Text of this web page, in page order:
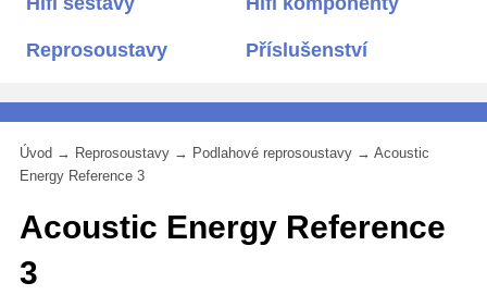
Reprosoustavy Příslušenství
Úvod → Reprosoustavy → Podlahové reprosoustavy → Acoustic
Energy Reference 3
Acoustic Energy Reference
3